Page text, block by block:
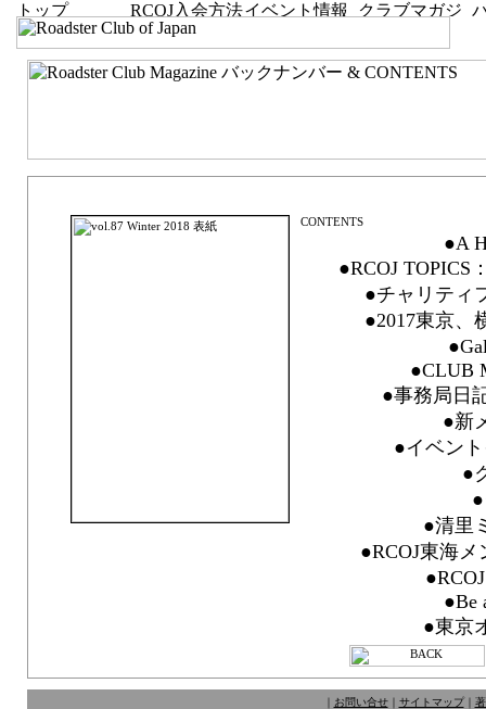
●A
●RCOJ TOPICS
●チャリティ
●2017東京、
●CLUB
●事務局日
●新
●イベン
●
●清里
●RCOJ東海
●Be
●東京
｜ お問い合せ｜ サイトマップ｜